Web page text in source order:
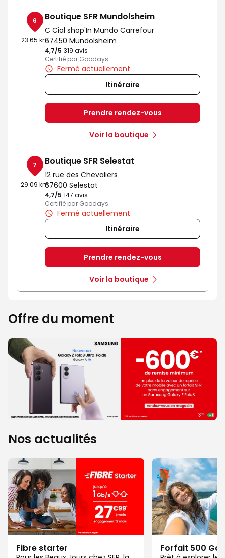
6
23.65 km
Boutique SFR Mundolsheim
C Cial shop'In Mundo Carrefour
67450 Mundolsheim
4,7/5 Note de 4.7 sur 5
319 avis
Certifié par Goodays
Fermé actuellement
Itinéraire
Prendre rendez-vous
Voir la boutique
7
29.09 km
Boutique SFR Selestat
12 rue des Chevaliers
67600 Selestat
4,7/5 Note de 4.7 sur 5
147 avis
Certifié par Goodays
Fermé actuellement
Itinéraire
Prendre rendez-vous
Voir la boutique
Offre du moment
Nos actualités
Fibre starter Forfait 500 Go